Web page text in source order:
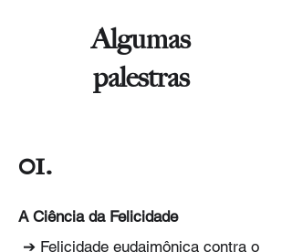
Algumas
palestras
01.
A Ciência da Felicidade
➔ Felicidade eudaimônica contra o